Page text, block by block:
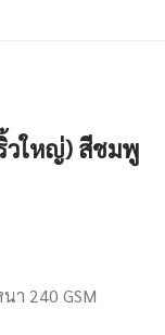
วใหญ่) สีชมพู
า 240 GSM